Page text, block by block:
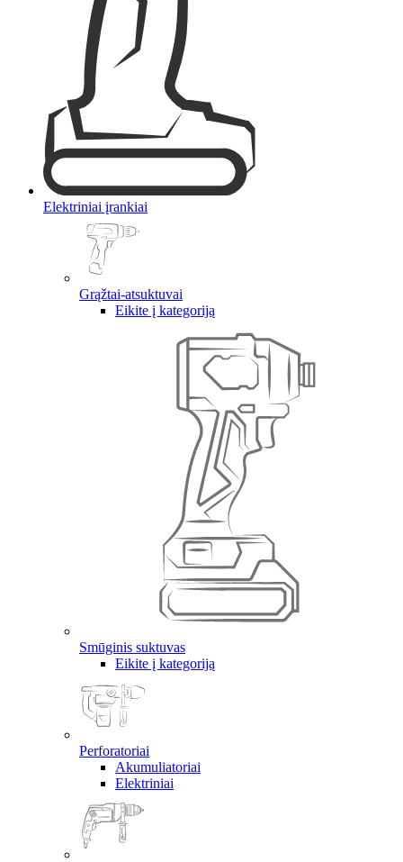
Elektriniai įrankiai
Grąžtai-atsuktuvai
Eikite į kategoriją
Smūginis suktuvas
Eikite į kategoriją
Perforatoriai
Akumuliatoriai
Elektriniai